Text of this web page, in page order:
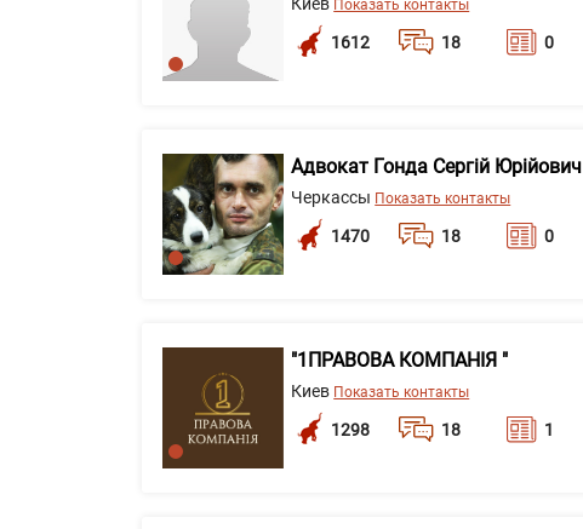
Показать контакты
1612 18 0
Адвокат Гонда Сергій Юрійович
Черкассы Показать контакты
1470 18 0
"1ПРАВОВА КОМПАНІЯ "
Киев Показать контакты
1298 18 1